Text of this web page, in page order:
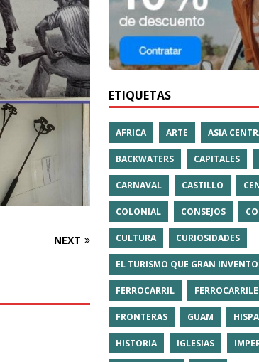
NEXT
ETIQUETAS
AFRICA ARTE ASIA
BACKWATERS CAPITALES
CARNAVAL CASTILLO
COLONIAL CONSEJOS
CULTURA CURIOSIDADES
EL TURISMO QUE GRAN INVENTO
FERROCARRIL
FRONTERAS GUAM
HISTORIA IGLESIAS